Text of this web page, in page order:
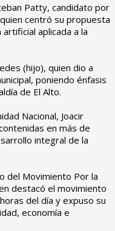
Patty, candidato por
centró su propuesta
aplicada a la
(hijo), quien dio a
poniendo énfasis
de El Alto.
Nacional, Joacir
en más de
integral de la
del Movimiento Por la
destacó el movimiento
del día y expuso su
economía e